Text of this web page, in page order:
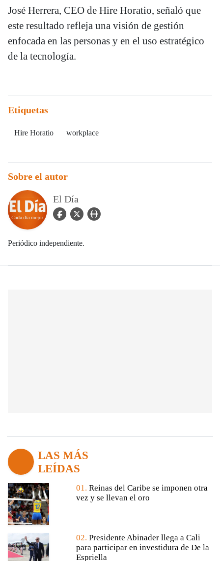
José Herrera, CEO de Hire Horatio, señaló que
este resultado refleja una visión de gestión
enfocada en las personas y en el uso estratégico
de la tecnología.
Etiquetas
Hire Horatio workplace
Sobre el autor
El Día
facebook Icon
twitter Iconuser_url Icon
Periódico independiente.
LAS MÁS
LEÍDAS
01. Reinas del Caribe se imponen otra
vez y se llevan el oro
02. Presidente Abinader llega a Cali
para participar en investidura de De la
Espriella